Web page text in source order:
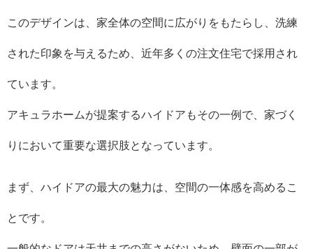
このデザインは、家全体の空間に広がりをもたらし、洗練
された印象を与えるため、近年多くの注文住宅で採用され
ています。
アキュラホームが提案するハイドアもその一例で、家づく
りにおいて重要な選択肢となっています。
まず、ハイドアの最大の魅力は、空間の一体感を高めるこ
とです。